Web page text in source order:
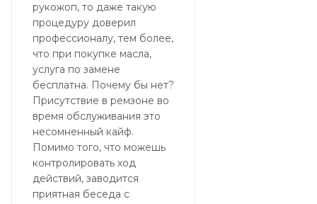
рукожоп, то даже такую
процедуру доверил
профессионалу, тем более,
что при покупке масла,
услуга по замене
бесплатна. Почему бы нет?
Присутствие в ремзоне во
время обслуживания это
несомненный кайф.
Помимо того, что можешь
контролировать ход
действий, заводится
приятная беседа с